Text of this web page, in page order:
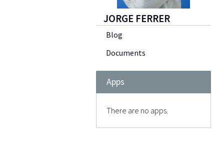
JORGE FERRER
Blog
Documents
Apps
There are no apps.